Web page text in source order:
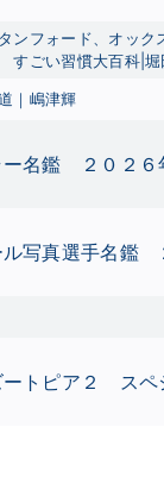
ンフォード、オッ
すごい習慣大百科|堀
｜嶋津輝
ー名鑑 ２０２６
ル写真選手名鑑
トピア２ スペ